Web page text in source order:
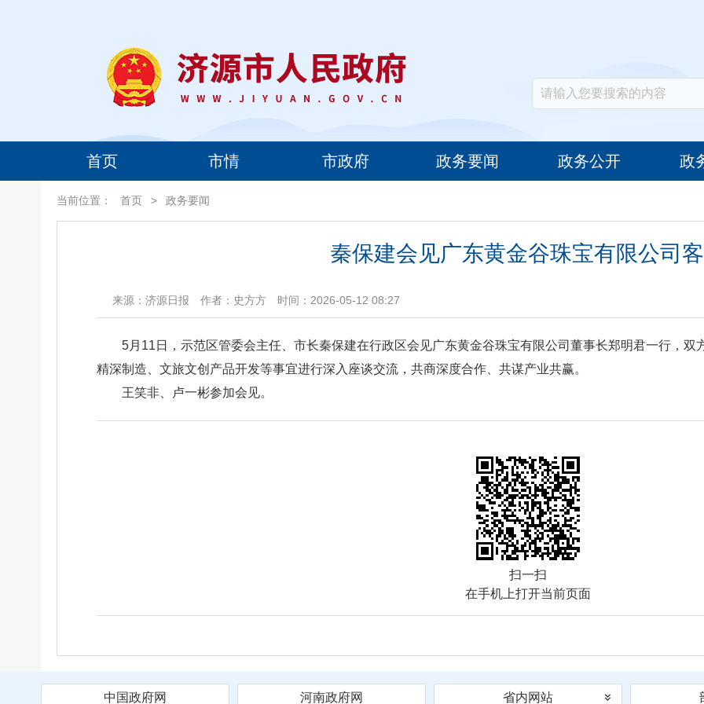
首页 市情 市政府 政务要闻 政务公开 政
当前位置： 首页 > 政务要闻
秦保建会见广东黄金谷珠宝有限公司
来源：济源日报 作者：史方方 时间：2026-05-12 08:27
5月11日，示范区管委会主任、市长秦保建在行政区会见广东黄金谷珠宝有限公司董事长郑明君一行，双
精深制造、文旅文创产品开发等事宜进行深入座谈交流，共商深度合作、共谋产业共赢。
王笑非、卢一彬参加会见。
扫一扫
在手机上打开当前页面
中国政府网 河南政府网 省内网站